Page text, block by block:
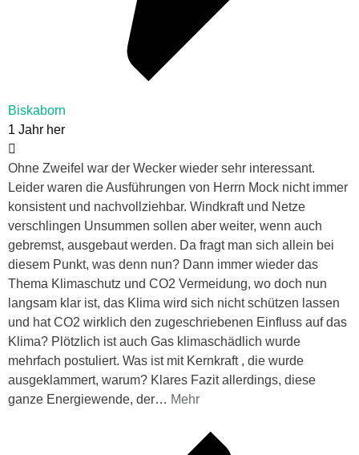
Biskaborn
1 Jahr her
Ohne Zweifel war der Wecker wieder sehr interessant.
Leider waren die Ausführungen von Herrn Mock nicht immer
konsistent und nachvollziehbar. Windkraft und Netze
verschlingen Unsummen sollen aber weiter, wenn auch
gebremst, ausgebaut werden. Da fragt man sich allein bei
diesem Punkt, was denn nun? Dann immer wieder das
Thema Klimaschutz und CO2 Vermeidung, wo doch nun
langsam klar ist, das Klima wird sich nicht schützen lassen
und hat CO2 wirklich den zugeschriebenen Einfluss auf das
Klima? Plötzlich ist auch Gas klimaschädlich wurde
mehrfach postuliert. Was ist mit Kernkraft , die wurde
ausgeklammert, warum? Klares Fazit allerdings, diese
ganze Energiewende, der… Mehr